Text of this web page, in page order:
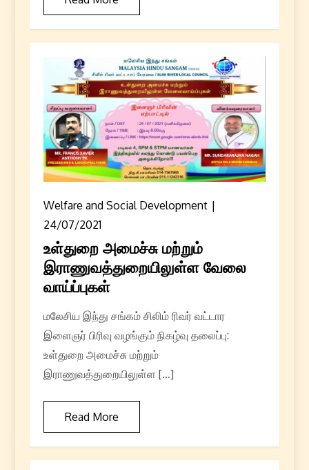
Welfare and Social Development
24/07/2021
உள்துறை அமைச்சு மற்றும்
இராணுவத்துறையிலுள்ள வேலை
வாய்ப்புகள்
மலேசிய இந்து சங்கம் சிலிம் ரிவர் வட்டார
இளைஞர் பிரிவு வழங்கும் நிகழ்வு தலைப்பு:
உள்துறை அமைச்சு மற்றும்
இராணுவத்துறையிலுள்ள […]
Read More